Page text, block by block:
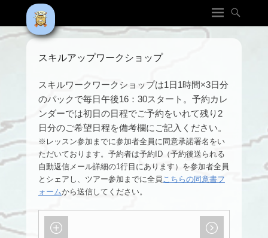
スキルアップワークショップ
スキルワークワークショップは1日1時間×3日分
のパックで毎日午後16：30スタート。予約カレ
ンダーでは初日の日程でご予約をいれて残り2
日分のご希望日程を備考欄にご記入ください。
※レッスン参加までに参加者全員に同意承諾署名をい
ただいております。予約者は予約ID（予約後送られる
自動返信メール詳細の1行目にあります）を参加者全員
とシェアし、ツアー参加までに全員 こちらの同意書フ
ォームから送信してください。